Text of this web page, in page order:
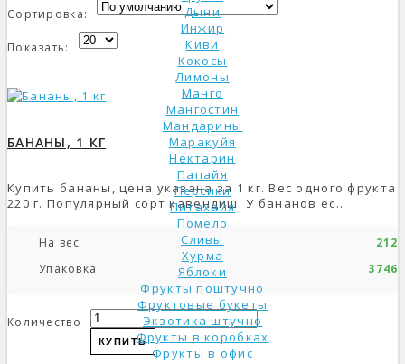
Дыни
Инжир
Киви
Кокосы
Лимоны
Манго
Мангостин
Мандарины
Маракуйя
Нектарин
Папайя
Персики
Питахайя
Помело
Сливы
Хурма
Яблоки
Фрукты поштучно
Фруктовые букеты
Экзотика штучно
Фрукты в коробках
Фрукты в офис
Сортировка:
Показать:
БАНАНЫ, 1 КГ
Купить бананы, цена указана за 1 кг. Вес одного фрукта
220 г. Популярный сорт кавендиш. У бананов ес..
На вес
Упаковка
Количество
КУПИТЬ